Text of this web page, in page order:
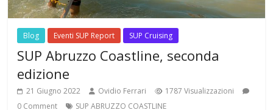
Blog Eventi SUP Report SUP Cruising
SUP Abruzzo Coastline, seconda
edizione
21 Giugno 2022 Ovidio Ferrari
1787 Visualizzazioni
0 Comment
SUP ABRUZZO COASTLINE